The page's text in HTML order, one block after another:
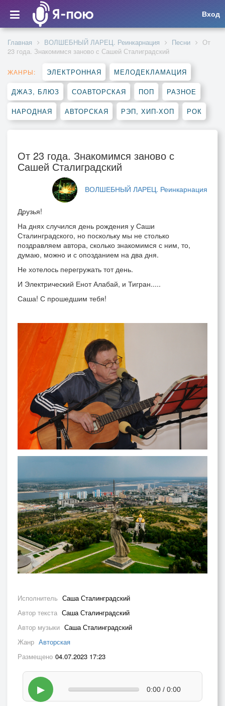
Вход
Главная ВОЛШЕБНЫЙ ЛАРЕЦ. Реинкарнация Песни
От
23 года. Знакомимся заново с Сашей Сталиградский
ЖАНРЫ: ЭЛЕКТРОННАЯ МЕЛОДЕКЛАМАЦИЯ
ДЖАЗ, БЛЮЗ СОАВТОРСКАЯ ПОП РАЗНОЕ
НАРОДНАЯ АВТОРСКАЯ РЭП, ХИП-ХОП РОК
От 23 года. Знакомимся заново с
Сашей Сталиградский
ВОЛШЕБНЫЙ ЛАРЕЦ. Реинкарнация
Друзья!
На днях случился день рождения у Саши
Сталинградского, но поскольку мы не столько
поздравляем автора, сколько знакомимся с ним, то,
думаю, можно и с опозданием на два дня.
Не хотелось перегружать тот день.
И Электрический Енот Алабай, и Тигран.....
Саша! С прошедшим тебя!
Исполнитель Саша Сталинградский
Автор текста Саша Сталинградский
Автор музыки Саша Сталинградский
Жанр Авторская
Размещено 04.07.2023 17:23
▶ 0:00 / 0:00